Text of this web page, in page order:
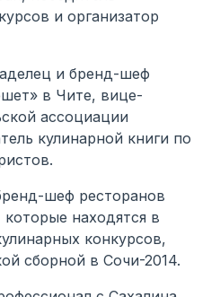
и организатор
и бренд-шеф
в Чите, вице-
ассоциации
кулинарной книги по
шеф ресторанов
находятся в
конкурсов,
сборной в Сочи-2014.